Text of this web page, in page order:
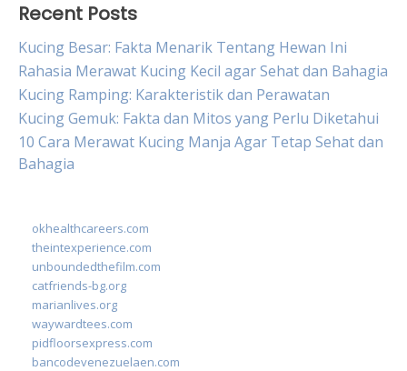
Recent Posts
Kucing Besar: Fakta Menarik Tentang Hewan Ini
Rahasia Merawat Kucing Kecil agar Sehat dan Bahagia
Kucing Ramping: Karakteristik dan Perawatan
Kucing Gemuk: Fakta dan Mitos yang Perlu Diketahui
10 Cara Merawat Kucing Manja Agar Tetap Sehat dan
Bahagia
okhealthcareers.com
theintexperience.com
unboundedthefilm.com
catfriends-bg.org
marianlives.org
waywardtees.com
pidfloorsexpress.com
bancodevenezuelaen.com